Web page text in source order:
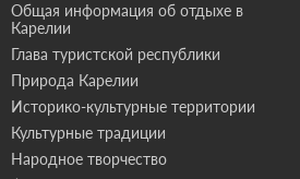
Общая информация об отдыхе в
Карелии
Глава туристской республики
Природа Карелии
Историко-культурные территории
Культурные традиции
Народное творчество